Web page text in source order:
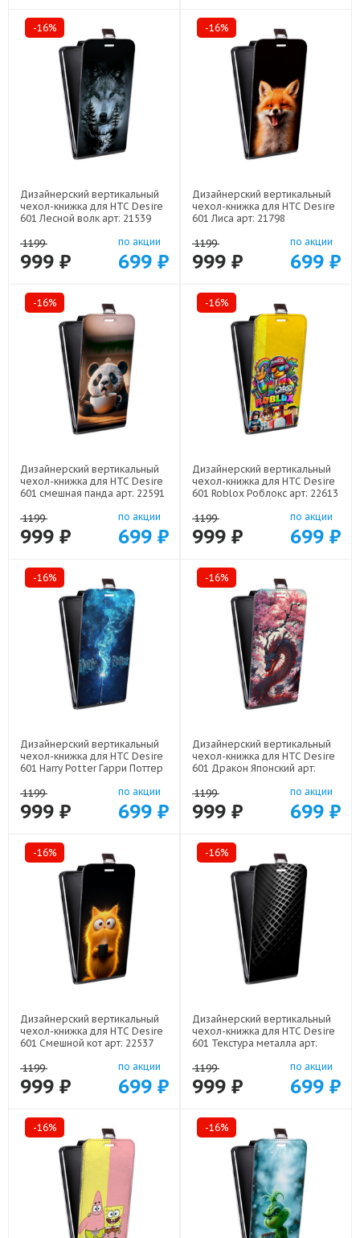
-16%
Дизайнерский вертикальный
чехол-книжка для HTC Desire
601 Лесной волк арт: 21539
1199
999 ₽
по акции
699 ₽
-16%
Дизайнерский вертикальный
чехол-книжка для HTC Desire
601 Лиса арт: 21798
1199
999 ₽
по акции
699 ₽
-16%
Дизайнерский вертикальный
чехол-книжка для HTC Desire
601 смешная панда арт: 22591
1199
999 ₽
по акции
699 ₽
-16%
Дизайнерский вертикальный
чехол-книжка для HTC Desire
601 Roblox Роблокс арт: 22613
1199
999 ₽
по акции
699 ₽
-16%
Дизайнерский вертикальный
чехол-книжка для HTC Desire
601 Harry Potter Гарри Поттер
1199
999 ₽
по акции
699 ₽
-16%
Дизайнерский вертикальный
чехол-книжка для HTC Desire
601 Дракон Японский арт:
1199
999 ₽
по акции
699 ₽
-16%
Дизайнерский вертикальный
чехол-книжка для HTC Desire
601 Смешной кот арт: 22537
1199
999 ₽
по акции
699 ₽
-16%
Дизайнерский вертикальный
чехол-книжка для HTC Desire
601 Текстура металла арт:
1199
999 ₽
по акции
699 ₽
-16% -16%